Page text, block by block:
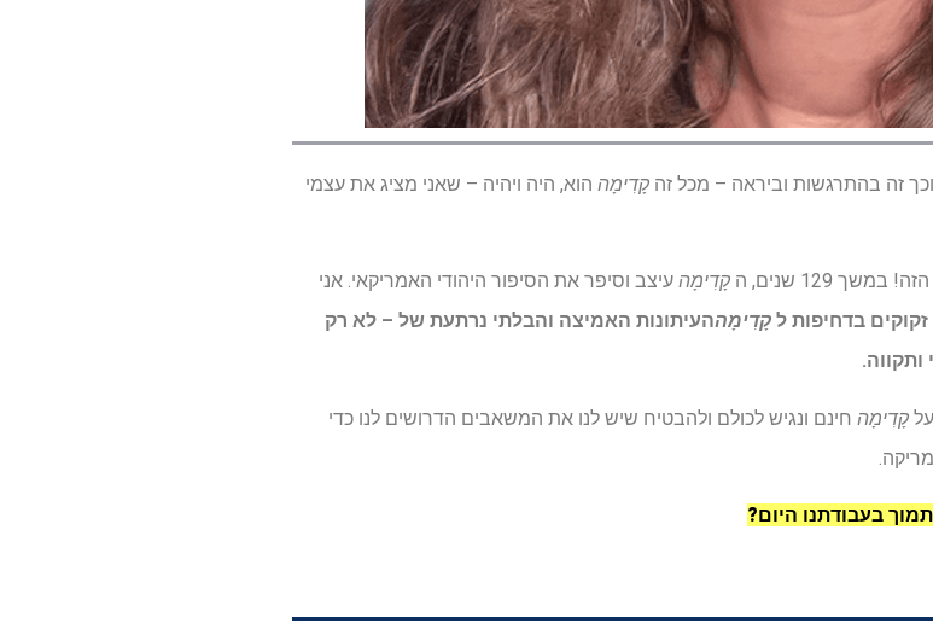
זה בהתרגשות וביראה – מכל זה קָדִימָה הוא, היה ויהיה – שאני מציג את עצמי
129 שנים, ה קָדִימָה עיצב וסיפר את הסיפור היהודי האמריקאי. אני
זקוקים בדחיפות ל קָדִימָההעיתונות האמיצה והבלתי נרתעת של – לא רק
קָדִימָה חינם ונגיש לכולם ולהבטיח שיש לנו את המשאבים הדרושים לנו כדי
בעבודתנו היום?